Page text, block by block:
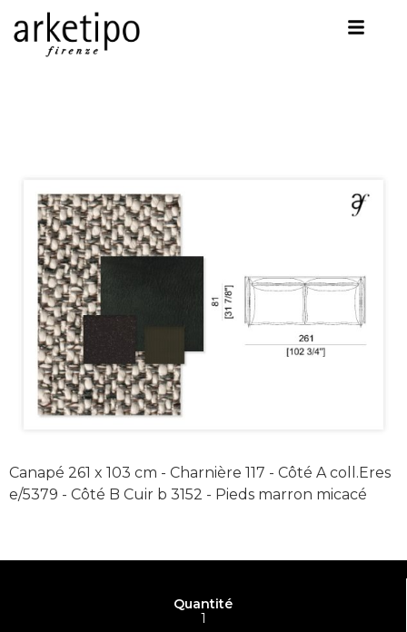
Canapé 261 x 103 cm - Charnière 117 - Côté A coll.Eres
e/5379 - Côté B Cuir b 3152 - Pieds marron micacé
Quantité
1